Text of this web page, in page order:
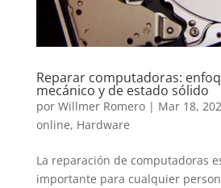
Reparar computadoras:
mecánico y de estado sólido
por Willmer Romero| Mar 18,
online, Hardware
La reparación de computadoras
importante para cualquier